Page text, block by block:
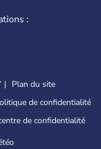
:
Plan du site
de confidentialité
de confidentialité